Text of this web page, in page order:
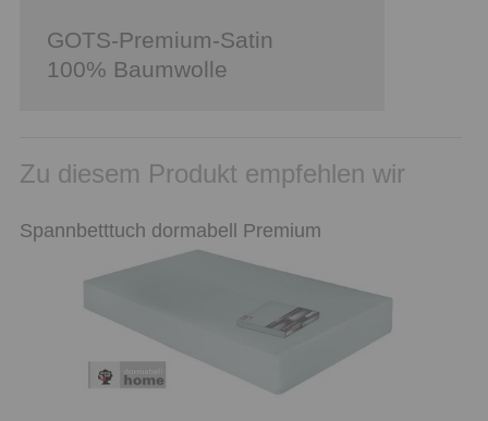
GOTS-Premium-Satin
100% Baumwolle
Zu diesem Produkt empfehlen wir
Spannbetttuch dormabell Premium